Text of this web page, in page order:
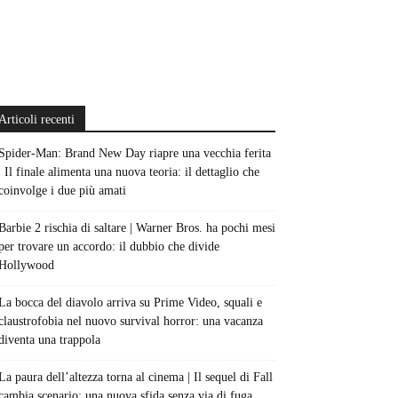
recenti
Man: Brand New Day riapre una vecchia ferita
Il finale alimenta una nuova teoria: il dettaglio che
i due più amati
2 rischia di saltare | Warner Bros. ha pochi mesi
trovare un accordo: il dubbio che divide
bocca del diavolo arriva su Prime Video, squali e
nel nuovo survival horror: una vacanza
una trappola
paura dell’altezza torna al cinema | Il sequel di Fall